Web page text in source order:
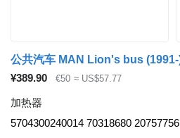
¥389.90 €50 ≈ US$57.77
加热器
5704300240014 70318680 20757756